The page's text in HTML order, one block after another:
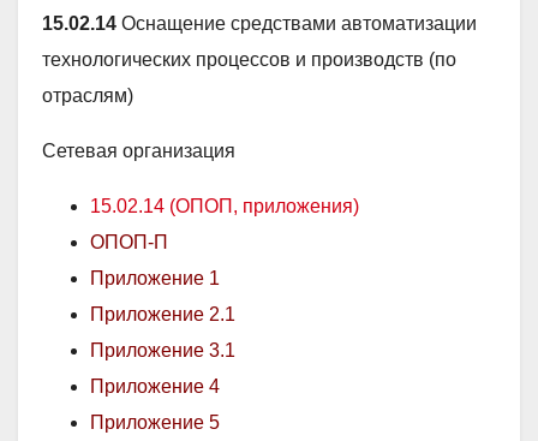
15.02.14 Оснащение средствами автоматизации
технологических процессов и производств (по
отраслям)
Сетевая организация
15.02.14 (ОПОП, приложения)
ОПОП-П
Приложение 1
Приложение 2.1
Приложение 3.1
Приложение 4
Приложение 5